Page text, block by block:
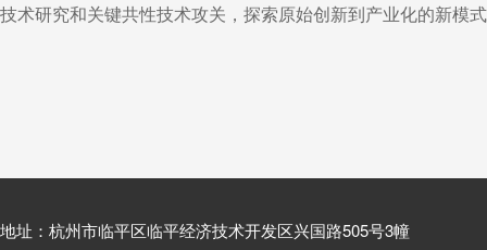
技术研究和关键共性技术攻关，探索原始创新到产业化的新模
地址：杭州市临平区临平经济技术开发区兴国路505号3幢